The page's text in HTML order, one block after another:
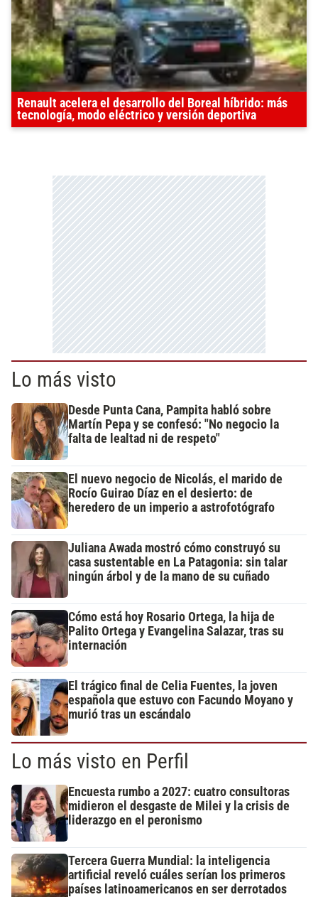
Renault acelera el desarrollo del Boreal híbrido: más
tecnología, modo eléctrico y versión deportiva
Lo más visto
Desde Punta Cana, Pampita habló sobre
Martín Pepa y se confesó: "No negocio la
falta de lealtad ni de respeto"
El nuevo negocio de Nicolás, el marido de
Rocío Guirao Díaz en el desierto: de
heredero de un imperio a astrofotógrafo
Juliana Awada mostró cómo construyó su
casa sustentable en La Patagonia: sin talar
ningún árbol y de la mano de su cuñado
Cómo está hoy Rosario Ortega, la hija de
Palito Ortega y Evangelina Salazar, tras su
internación
El trágico final de Celia Fuentes, la joven
española que estuvo con Facundo Moyano y
murió tras un escándalo
Lo más visto en Perfil
Encuesta rumbo a 2027: cuatro consultoras
midieron el desgaste de Milei y la crisis de
liderazgo en el peronismo
Tercera Guerra Mundial: la inteligencia
artificial reveló cuáles serían los primeros
países latinoamericanos en ser derrotados